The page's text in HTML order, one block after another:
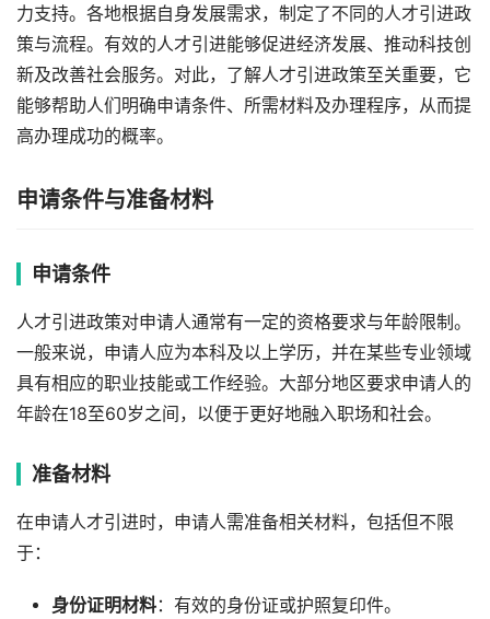
力支持。各地根据自身发展需求，制定了不同的人才引进政
策与流程。有效的人才引进能够促进经济发展、推动科技创
新及改善社会服务。对此，了解人才引进政策至关重要，它
能够帮助人们明确申请条件、所需材料及办理程序，从而提
高办理成功的概率。
申请条件与准备材料
申请条件
人才引进政策对申请人通常有一定的资格要求与年龄限制。
一般来说，申请人应为本科及以上学历，并在某些专业领域
具有相应的职业技能或工作经验。大部分地区要求申请人的
年龄在18至60岁之间，以便于更好地融入职场和社会。
准备材料
在申请人才引进时，申请人需准备相关材料，包括但不限
于：
身份证明材料：有效的身份证或护照复印件。